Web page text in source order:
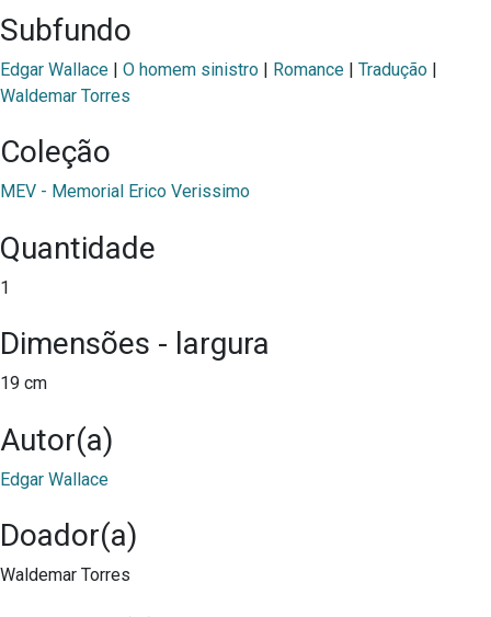
Subfundo
Edgar Wallace | O homem sinistro | Romance | Tradução |
Waldemar Torres
Coleção
MEV - Memorial Erico Verissimo
Quantidade
1
Dimensões - largura
19 cm
Autor(a)
Edgar Wallace
Doador(a)
Waldemar Torres